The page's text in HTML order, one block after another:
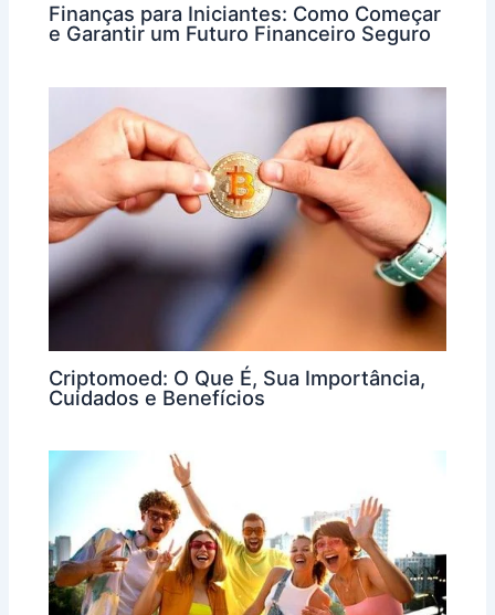
Finanças para Iniciantes: Como Começar
e Garantir um Futuro Financeiro Seguro
Criptomoed: O Que É, Sua Importância,
Cuidados e Benefícios